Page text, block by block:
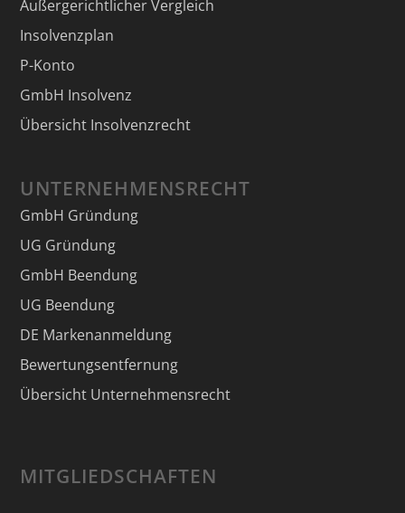
Außergerichtlicher Vergleich
Insolvenzplan
P-Konto
GmbH Insolvenz
Übersicht Insolvenzrecht
UNTERNEHMENSRECHT
GmbH Gründung
UG Gründung
GmbH Beendung
UG Beendung
DE Markenanmeldung
Bewertungsentfernung
Übersicht Unternehmensrecht
MITGLIEDSCHAFTEN